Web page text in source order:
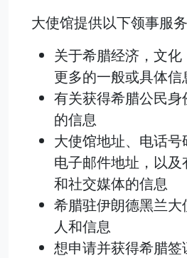
大使馆提供以下领事服
关于希腊经济，文
更多的一般或具体信
有关获得希腊公民
的信息
大使馆地址、电话
电子邮件地址，以
和社交媒体的信息
希腊驻伊朗德黑兰
人和信息
想申请并获得希腊签